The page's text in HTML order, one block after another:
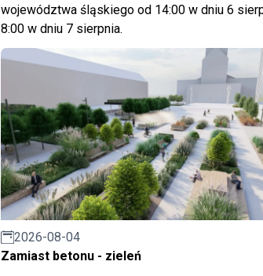
województwa śląskiego od 14:00 w dniu 6
8:00 w dniu 7 sierpnia.
2026-08-04
Zamiast betonu - zieleń